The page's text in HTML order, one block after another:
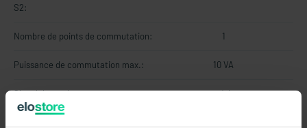
S2:
Nombre de points de commutation: 1
Puissance de commutation max.: 10 VA
Signal de sortie: numérique